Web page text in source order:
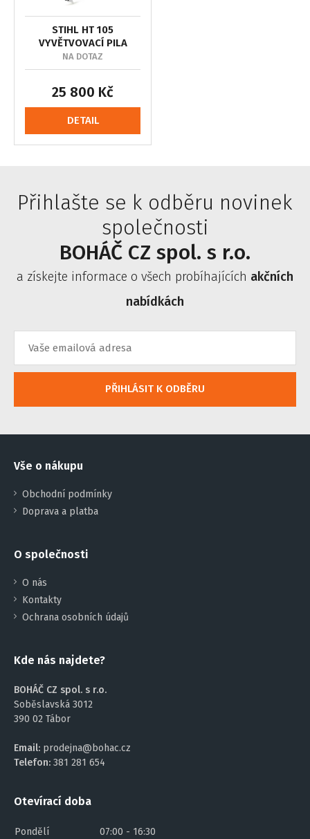
STIHL HT 105
VYVĚTVOVACÍ PILA
NA DOTAZ
25 800 Kč
DETAIL
Přihlašte se k odběru novinek
společnosti
BOHÁČ CZ spol. s r.o.
a získejte informace o všech probíhajících akčních
nabídkách
PŘIHLÁSIT K ODBĚRU
Vše o nákupu
Obchodní podmínky
Doprava a platba
O společnosti
O nás
Kontakty
Ochrana osobních údajů
Kde nás najdete?
BOHÁČ CZ spol. s r.o.
Soběslavská 3012
390 02 Tábor
Email: prodejna@bohac.cz
Telefon: 381 281 654
Otevírací doba
Pondělí 07:00 - 16:30